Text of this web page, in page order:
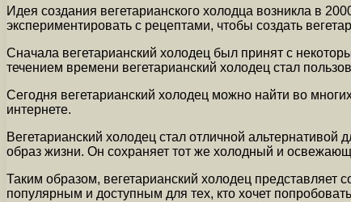
Идея создания вегетарианского холодца возникла в
экспериментировать с рецептами, чтобы создать
Сначала вегетарианский холодец был принят с
течением времени вегетарианский холодец стал
Сегодня вегетарианский холодец можно найти во
интернете.
Вегетарианский холодец стал отличной
образ жизни. Он сохраняет тот же холодный и
Таким образом, вегетарианский холодец представляет
популярным и доступным для тех, кто хочет